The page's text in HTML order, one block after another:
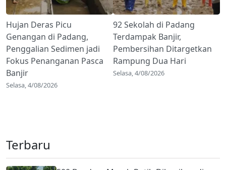
Hujan Deras Picu
Genangan di Padang,
Penggalian Sedimen jadi
Fokus Penanganan Pasca
Banjir
Selasa, 4/08/2026
92 Sekolah di Padang
Terdampak Banjir,
Pembersihan Ditargetkan
Rampung Dua Hari
Selasa, 4/08/2026
Terbaru